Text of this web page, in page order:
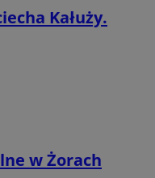
Kałuży.
w Żorach